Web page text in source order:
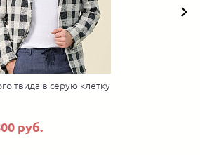
твида в серую клетку
руб.